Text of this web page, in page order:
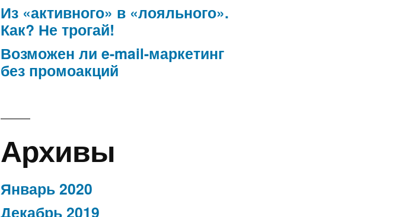
Из «активного» в «лояльного».
Как? Не трогай!
Возможен ли e-mail-маркетинг
без промоакций
Архивы
Январь 2020
Декабрь 2019